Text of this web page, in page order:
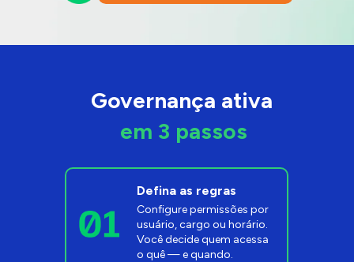
em 3 passos
Defina as regras
Configure permissões por
usuário, cargo ou horário.
Você decide quem acessa
o quê — e quando.